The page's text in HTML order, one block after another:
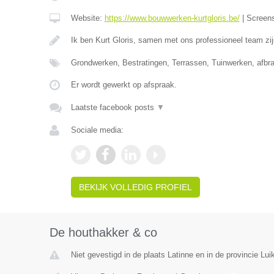
Website: https://www.bouwwerken-kurtgloris.be/|
Ik ben Kurt Gloris, samen met ons professioneel team
Grondwerken, Bestratingen, Terrassen, Tuinwerken,
Er wordt gewerkt op afspraak.
Laatste facebook posts ▼
Sociale media:
BEKIJK VOLLEDIG PROFIEL
De houthakker & co
Niet gevestigd in de plaats Latinne en in de provincie